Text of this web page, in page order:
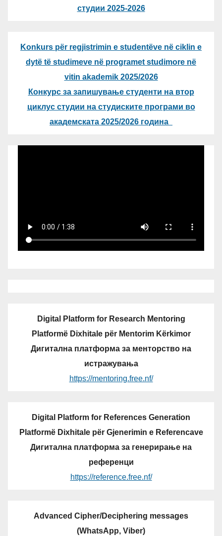
студии 2025-2026
Konkurs për regjistrimin e studentëve në ciklin e
dytë të studimeve në programet studimore në
vitin akademik 2025/2026
Конкурс за запишување студенти на втор
циклус студии на студиските програми во
академската 2025/2026 година
Digital Platform for Research Mentoring
Platformë Dixhitale për Mentorim Kërkimor
Дигитална платформа за менторство на
истражувања
https://mentoring.free.nf/
Digital Platform for References Generation
Platformë Dixhitale për Gjenerimin e Referencave
Дигитална платформа за генерирање на
референци
https://reference.free.nf/
Advanced Cipher/Deciphering messages
(WhatsApp, Viber)